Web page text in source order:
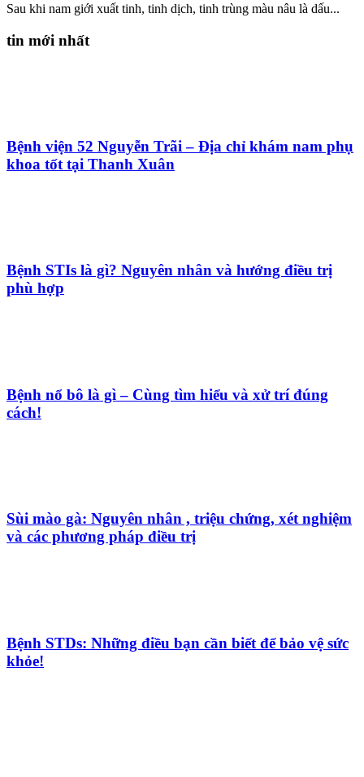
Sau khi nam giới xuất tinh, tinh dịch, tinh trùng màu nâu là dấu...
tin mới nhất
Bệnh viện 52 Nguyễn Trãi – Địa chỉ khám nam phụ
khoa tốt tại Thanh Xuân
Bệnh STIs là gì? Nguyên nhân và hướng điều trị
phù hợp
Bệnh nổ bô là gì – Cùng tìm hiểu và xử trí đúng
cách!
Sùi mào gà: Nguyên nhân , triệu chứng, xét nghiệm
và các phương pháp điều trị
Bệnh STDs: Những điều bạn cần biết để bảo vệ sức
khỏe!